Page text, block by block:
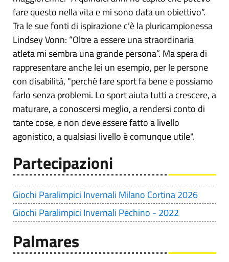
fare questo nella vita e mi sono data un obiettivo”.
Tra le sue fonti di ispirazione c’è la pluricampionessa
Lindsey Vonn: “Oltre a essere una straordinaria
atleta mi sembra una grande persona”. Ma spera di
rappresentare anche lei un esempio, per le persone
con disabilità, "perché fare sport fa bene e possiamo
farlo senza problemi. Lo sport aiuta tutti a crescere, a
maturare, a conoscersi meglio, a rendersi conto di
tante cose, e non deve essere fatto a livello
agonistico, a qualsiasi livello è comunque utile".
Partecipazioni
Giochi Paralimpici Invernali Milano Cortina 2026
Giochi Paralimpici Invernali Pechino - 2022
Palmares